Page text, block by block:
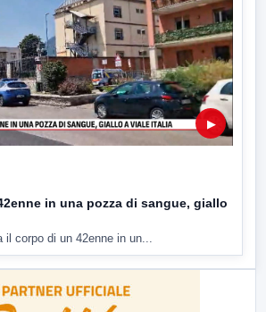
▶
in una pozza di sangue, giallo
il corpo di un 42enne in un...